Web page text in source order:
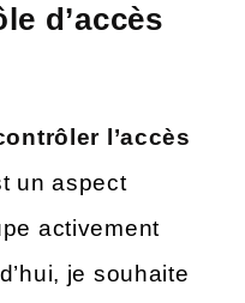
d’accès
l’accès
un aspect
activement
je souhaite